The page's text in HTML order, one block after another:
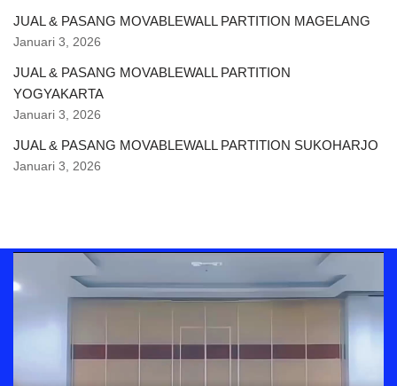
JUAL & PASANG MOVABLEWALL PARTITION MAGELANG
Januari 3, 2026
JUAL & PASANG MOVABLEWALL PARTITION
YOGYAKARTA
Januari 3, 2026
JUAL & PASANG MOVABLEWALL PARTITION SUKOHARJO
Januari 3, 2026